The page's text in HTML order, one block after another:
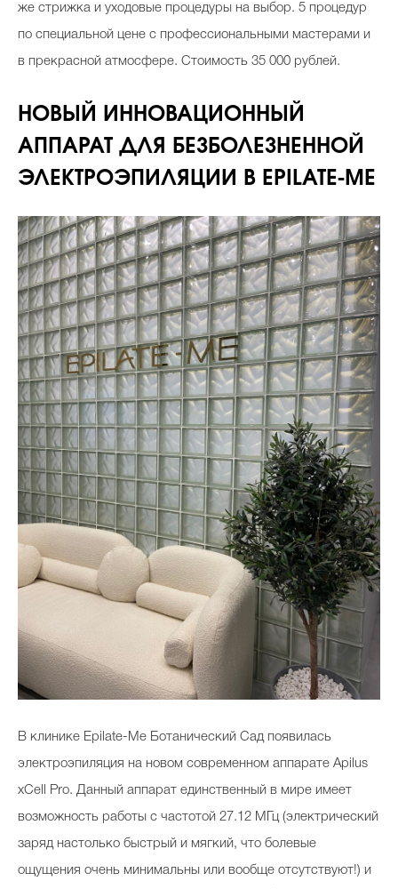
же стрижка и уходовые процедуры на выбор. 5 процедур
по специальной цене с профессиональными мастерами и
в прекрасной атмосфере. Стоимость 35 000 рублей.
НОВЫЙ ИННОВАЦИОННЫЙ
АППАРАТ ДЛЯ БЕЗБОЛЕЗНЕННОЙ
ЭЛЕКТРОЭПИЛЯЦИИ В EPILATE-ME
В клинике Epilate-Me Ботанический Сад появилась
электроэпиляция на новом современном аппарате Apilus
xCell Pro. Данный аппарат единственный в мире имеет
возможность работы с частотой 27.12 МГц (электрический
заряд настолько быстрый и мягкий, что болевые
ощущения очень минимальны или вообще отсутствуют!) и